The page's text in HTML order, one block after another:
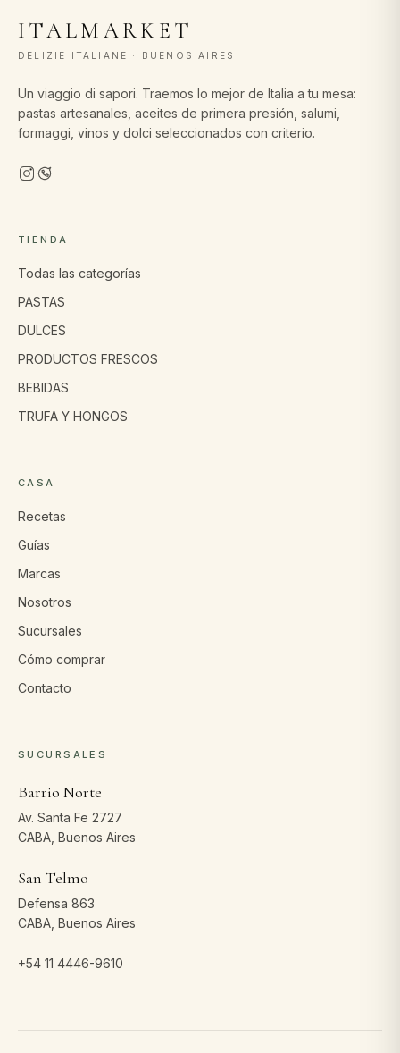
ITALMARKET
DELIZIE ITALIANE · BUENOS AIRES
Un viaggio di sapori. Traemos lo mejor de Italia a tu mesa:
pastas artesanales, aceites de primera presión, salumi,
formaggi, vinos y dolci seleccionados con criterio.
TIENDA
Todas las categorías
PASTAS
DULCES
PRODUCTOS FRESCOS
BEBIDAS
TRUFA Y HONGOS
CASA
Recetas
Guías
Marcas
Nosotros
Sucursales
Cómo comprar
Contacto
SUCURSALES
Barrio Norte
Av. Santa Fe 2727
CABA, Buenos Aires
San Telmo
Defensa 863
CABA, Buenos Aires
+54 11 4446-9610